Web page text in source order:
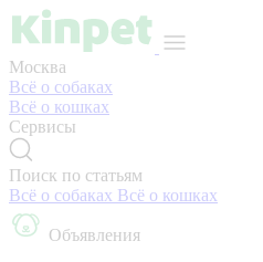
Москва
Всё о собаках
Всё о кошках
Сервисы
Поиск по статьям
Всё о собаках Всё о кошках
Объявления